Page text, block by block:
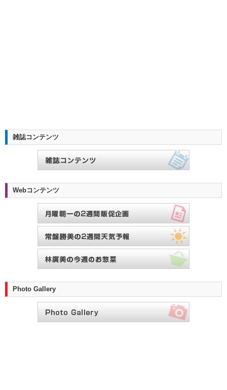
雑誌コンテンツ
Webコンテンツ
Photo Gallery